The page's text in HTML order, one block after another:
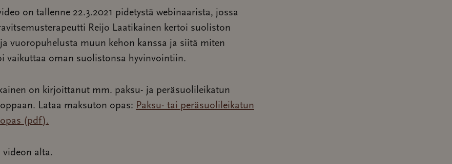
on tallenne 22.3.2021 pidetystä webinaarista, jossa
Reijo Laatikainen kertoi suoliston
vuoropuhelusta muun kehon kanssa ja siitä miten
vaikuttaa oman suolistonsa hyvinvointiin.
on kirjoittanut mm. paksu- ja peräsuolileikatun
Lataa maksuton opas: Paksu- tai peräsuolileikatun
(pdf).
videon alta.